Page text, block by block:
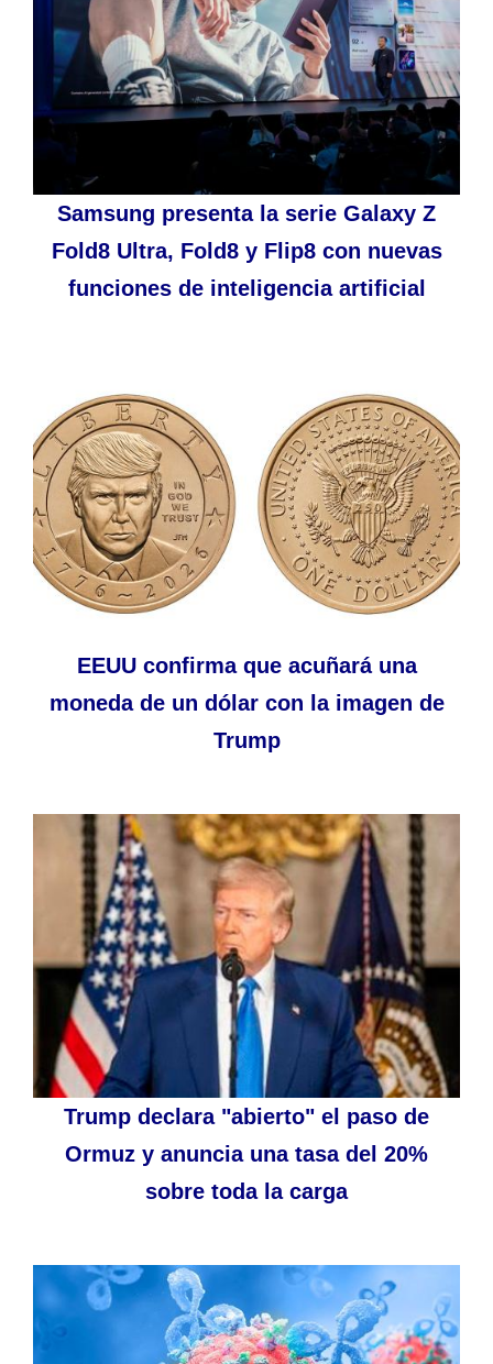
Samsung presenta la serie Galaxy Z
Fold8 Ultra, Fold8 y Flip8 con nuevas
funciones de inteligencia artificial
EEUU confirma que acuñará una
moneda de un dólar con la imagen de
Trump
Trump declara "abierto" el paso de
Ormuz y anuncia una tasa del 20%
sobre toda la carga